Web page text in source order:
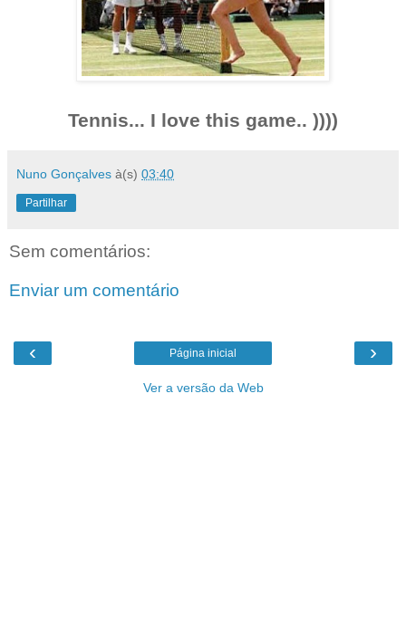
Tennis... I love this game.. ))))
Nuno Gonçalves à(s) 03:40
Partilhar
Sem comentários:
Enviar um comentário
‹ ›
Página inicial
Ver a versão da Web